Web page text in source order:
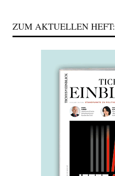
ZUM AKTUELLEN HEFT: